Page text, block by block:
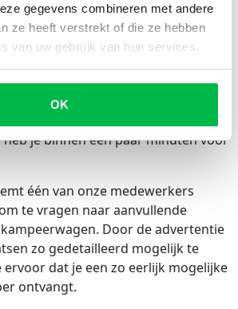
gegevens combineren met andere
ze heeft verstrekt of die ze hebben
van uw gebruik van hun services.
OK
via OSW?
geen zorgen te maken over alles
besproken. Het enige wat je
je binnen een paar minuten voor
één van onze medewerkers
te vragen naar aanvullende
Door de advertentie
zo gedetailleerd mogelijk te
ervoor dat je een zo eerlijk mogelijke
ontvangt.